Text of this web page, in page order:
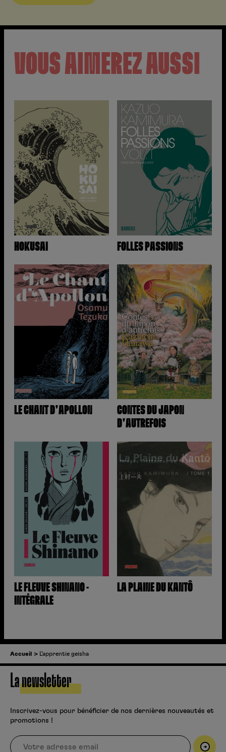
VOUS AIMEREZ AUSSI
HOKUSAI FOLLES PASSIONS
LE CHANT D'APOLLON
CONTES DU JAPON
D'AUTREFOIS
LE FLEUVE SHINANO -
INTÉGRALE
LA PLAINE DU KANTÔ
Accueil L’apprentie geisha
La newsletter
Inscrivez-vous pour bénéficier de nos dernières nouveautés et
promotions !